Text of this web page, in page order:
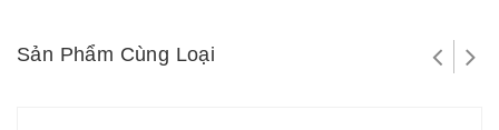
Sản Phẩm Cùng Loại